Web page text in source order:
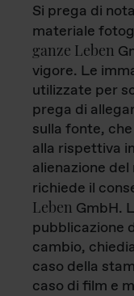
Si prega di
materiale
ganze Leben
vigore. Le
utilizzate per
prega di
sulla fonte,
alla rispettiva
alienazione
richiede il
Leben GmbH.
pubblicazione
cambio,
caso della
caso di film e